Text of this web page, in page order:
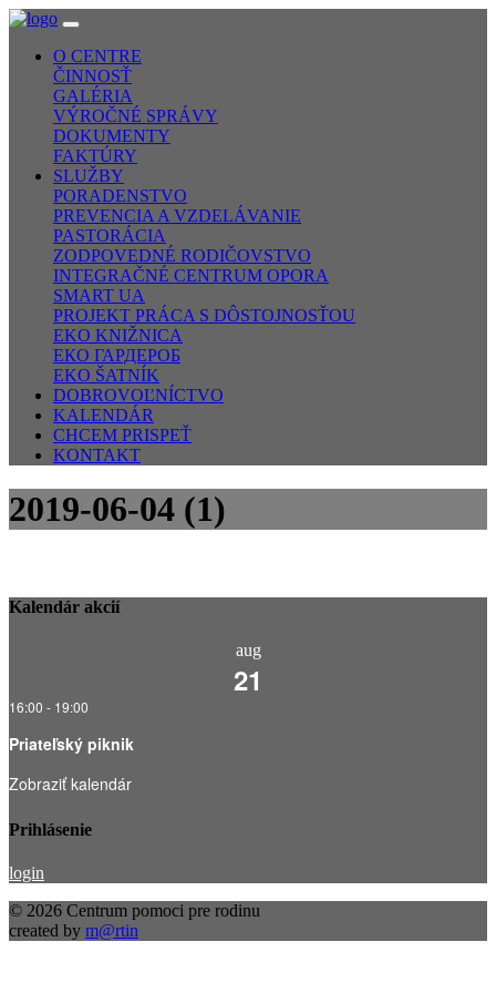
O CENTRE
ČINNOSŤ
GALÉRIA
VÝROČNÉ SPRÁVY
DOKUMENTY
FAKTÚRY
SLUŽBY
PORADENSTVO
PREVENCIA A VZDELÁVANIE
PASTORÁCIA
ZODPOVEDNÉ RODIČOVSTVO
INTEGRAČNÉ CENTRUM OPORA
SMART UA
PROJEKT PRÁCA S DÔSTOJNOSŤOU
EKO KNIŽNICA
ЕКО ГАРДЕРОБ
EKO ŠATNÍK
DOBROVOĽNÍCTVO
KALENDÁR
CHCEM PRISPEŤ
KONTAKT
2019-06-04 (1)
Kalendár akcií
aug
21
16:00 - 19:00
Priateľský piknik
Zobraziť kalendár
Prihlásenie
login
© 2026 Centrum pomoci pre rodinu
created by m@rtin